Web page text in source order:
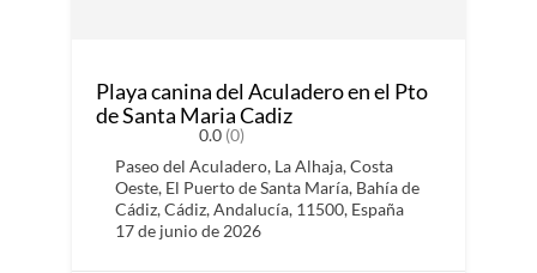
Playa canina del Aculadero en el Pto
de Santa Maria Cadiz
0.0 (0)
Paseo del Aculadero, La Alhaja, Costa
Oeste, El Puerto de Santa María, Bahía de
Cádiz, Cádiz, Andalucía, 11500, España
17 de junio de 2026